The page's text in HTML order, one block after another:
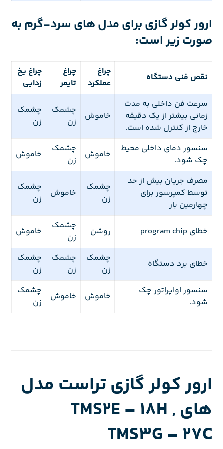
ارور کولر گازی برای مدل های سرد-گرم به
صورت زیر است:
نقص فنی دستگاه
چراغ
عملکرد
چراغ
تایمر
چراغ یخ
زدایی
سرعت فن داخلی به مدت
زمانی بیشتر از یک دقیقه
خارج از کنترل شده است.
خاموش
چشمک
زن
چشمک
زن
سنسور دمای داخلی محیط
چک شود.
خاموش
چشمک
زن
خاموش
مصرف جریان بیش از حد
توسط کمپرسور برای
چهارمین بار
چشمک
زن
خاموش
چشمک
زن
خطای program chip روشن
چشمک
زن
خاموش
خطای برد دستگاه
چشمک
زن
چشمک
زن
چشمک
زن
سنسور اواپراتور چک
شود.
خاموش خاموش
چشمک
زن
ارور کولر گازی تراست مدل
های TMS2E – 18H ,
TMS3G – 27C